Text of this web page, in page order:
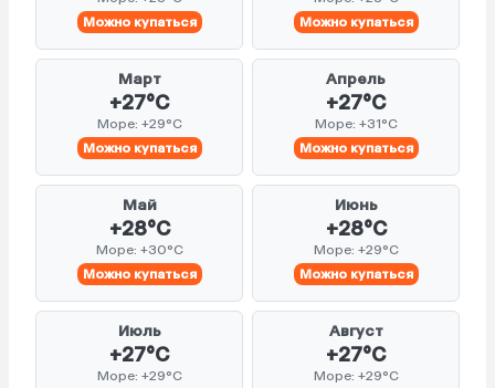
Можно купаться
Можно купаться
Март
+27°C
Море: +29°C
Можно купаться
Апрель
+27°C
Море: +31°C
Можно купаться
Май
+28°C
Море: +30°C
Можно купаться
Июнь
+28°C
Море: +29°C
Можно купаться
Июль
+27°C
Море: +29°C
Август
+27°C
Море: +29°C